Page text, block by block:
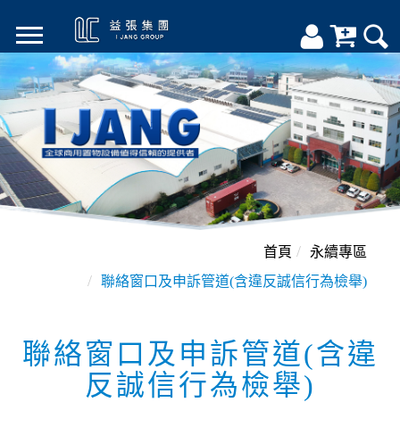
首頁
永續專區
聯絡窗口及申訴管道(含違反誠信行為檢舉)
聯絡窗口及申訴管道(含違
反誠信行為檢舉)